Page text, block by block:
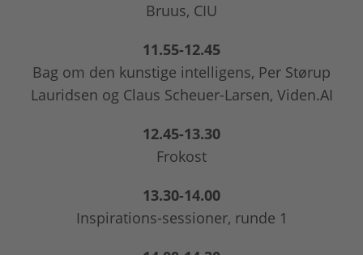
Bruus, CIU
11.55-12.45
Bag om den kunstige intelligens, Per Størup
Lauridsen og Claus Scheuer-Larsen, Viden.AI
12.45-13.30
Frokost
13.30-14.00
Inspirations-sessioner, runde 1